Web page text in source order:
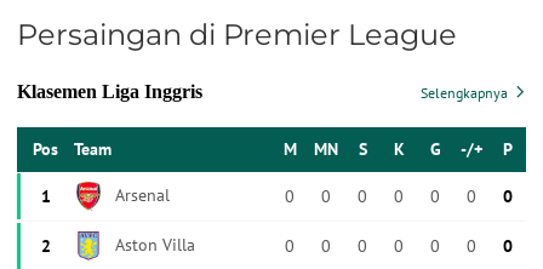
Persaingan di Premier League